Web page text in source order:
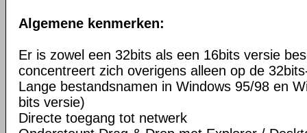
Algemene kenmerken:
Er is zowel een 32bits als een 16bits versie
concentreert zich overigens alleen op de
Lange bestandsnamen in Windows 95/98 en
bits versie)
Directe toegang tot netwerk